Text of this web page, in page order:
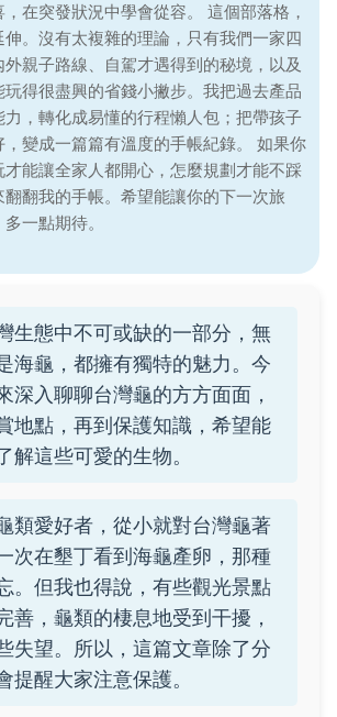
在突發狀況中學會從容。 這個部落格，
。沒有太複雜的理論，只有我們一家四
親子路線、自駕才遇得到的秘境，以及
得很盡興的省錢小撇步。我把過去產品
，轉化成易懂的行程懶人包；把帶孩子
變成一篇篇有溫度的手帳紀錄。 如果你
能讓全家人都開心，怎麼規劃才能不踩
翻我的手帳。希望能讓你的下一次旅
一點期待。
生態中不可或缺的一部分，無
海龜，都擁有獨特的魅力。今
深入聊聊台灣龜的方方面面，
地點，再到保護知識，希望能
解這些可愛的生物。
類愛好者，從小就對台灣龜著
次在墾丁看到海龜產卵，那種
。但我也得說，有些觀光景點
善，龜類的棲息地受到干擾，
失望。所以，這篇文章除了分
提醒大家注意保護。